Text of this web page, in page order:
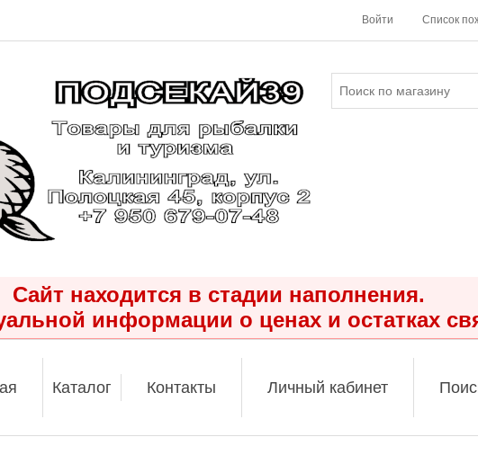
Войти Список
Сайт находится в стадии наполнения.
информации о ценах и остатках
Каталог Контакты Личный кабинет